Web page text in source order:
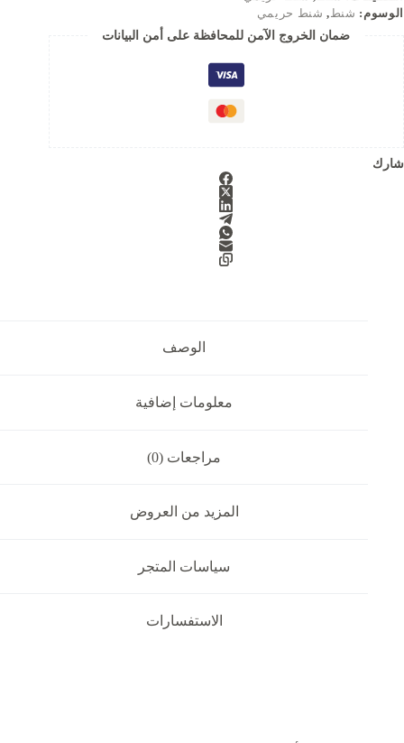
مفتاح
الوسوم: شنط , شنط حريمي
ضمان الخروج الآمن للمحافظة على أمن البيانات
شارك
الوصف
معلومات إضافية
مراجعات (0)
المزيد من العروض
سياسات المتجر
الاستفسارات